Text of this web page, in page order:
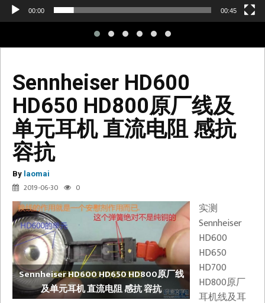
00:00 00:45
Sennheiser HD600
HD650 HD800原厂线及
单元耳机 直流电阻 感抗
容抗
By laomai
2019-06-30 0
Sennheiser HD600 HD650 HD800原厂线
及单元耳机 直流电阻 感抗 容抗
实测
Sennheiser
HD600
HD650
HD700
HD800原厂
耳机线及耳